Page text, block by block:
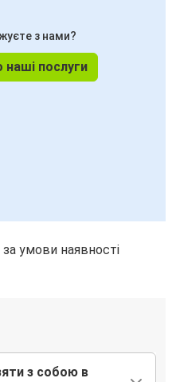
з нами?
послуги
умови наявності
з собою в